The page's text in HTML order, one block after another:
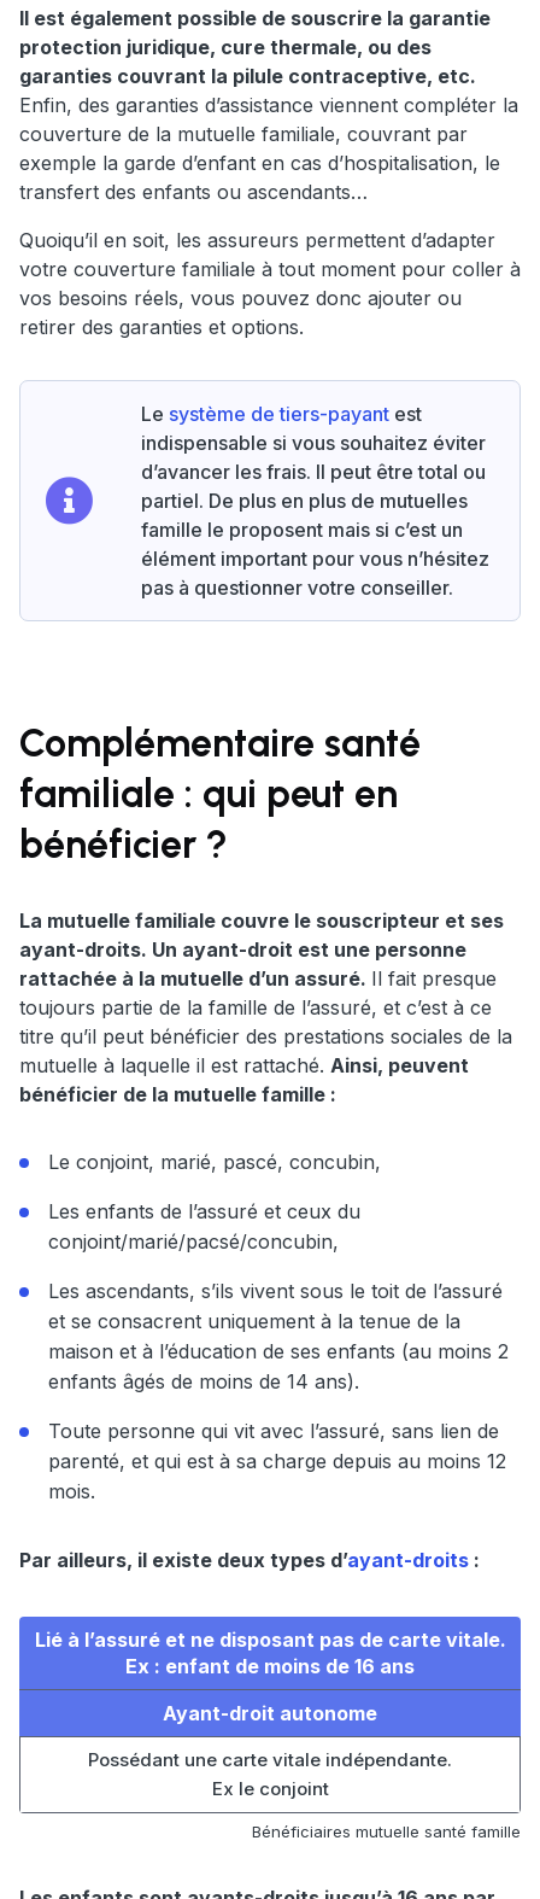
Il est également possible de souscrire la garantie
protection juridique, cure thermale, ou des
garanties couvrant la pilule contraceptive, etc.
Enfin, des garanties d’assistance viennent compléter la
couverture de la mutuelle familiale, couvrant par
exemple la garde d’enfant en cas d’hospitalisation, le
transfert des enfants ou ascendants…
Quoiqu’il en soit, les assureurs permettent d’adapter
votre couverture familiale à tout moment pour coller à
vos besoins réels, vous pouvez donc ajouter ou
retirer des garanties et options.
Le système de tiers-payant est
indispensable si vous souhaitez éviter
d’avancer les frais. Il peut être total ou
partiel. De plus en plus de mutuelles
famille le proposent mais si c’est un
élément important pour vous n’hésitez
pas à questionner votre conseiller.
Complémentaire santé
familiale : qui peut en
bénéficier ?
La mutuelle familiale couvre le souscripteur et ses
ayant-droits. Un ayant-droit est une personne
rattachée à la mutuelle d’un assuré. Il fait presque
toujours partie de la famille de l’assuré, et c’est à ce
titre qu’il peut bénéficier des prestations sociales de la
mutuelle à laquelle il est rattaché. Ainsi, peuvent
bénéficier de la mutuelle famille :
Le conjoint, marié, pascé, concubin,
Les enfants de l’assuré et ceux du
conjoint/marié/pacsé/concubin,
Les ascendants, s’ils vivent sous le toit de l’assuré
et se consacrent uniquement à la tenue de la
maison et à l’éducation de ses enfants (au moins 2
enfants âgés de moins de 14 ans).
Toute personne qui vit avec l’assuré, sans lien de
parenté, et qui est à sa charge depuis au moins 12
mois.
Par ailleurs, il existe deux types d’ayant-droits :
Lié à l’assuré et ne disposant pas de carte vitale.
Ex : enfant de moins de 16 ans
Ayant-droit autonome
Possédant une carte vitale indépendante.
Ex le conjoint
Bénéficiaires mutuelle santé famille